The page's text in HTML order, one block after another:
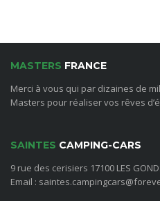
MASTERS FRANCE
Merci à vous qui par dizaines de
Masters pour réaliser vos rêves
SAINTES CAMPING-CARS
9 rue des cerisiers 17100 LES
Email :